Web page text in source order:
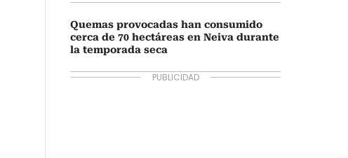
Quemas provocadas han consumido
cerca de 70 hectáreas en Neiva durante
la temporada seca